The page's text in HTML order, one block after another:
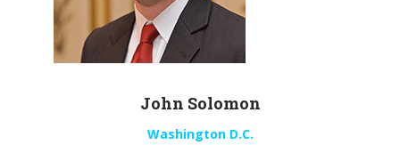
John Solomon
Washington D.C.